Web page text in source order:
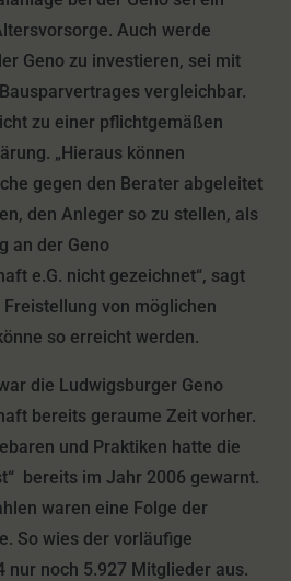
Auch werde
Geno zu investieren, sei mit
vergleichbar.
zu einer pflichtgemäßen
„Hieraus können
gegen den Berater abgeleitet
den Anleger so zu stellen, als
an der Geno
e.G. nicht gezeichnet“, sagt
von möglichen
so erreicht werden.
die Ludwigsburger Geno
bereits geraume Zeit vorher.
und Praktiken hatte die
bereits im Jahr 2006 gewarnt.
waren eine Folge der
So wies der vorläufige
nur noch 5.927 Mitglieder aus.